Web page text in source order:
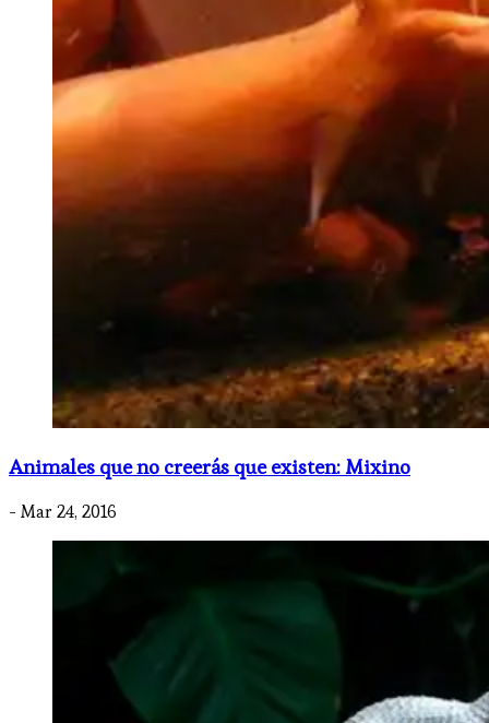
Animales que no creerás que existen: Mixino
- Mar 24, 2016